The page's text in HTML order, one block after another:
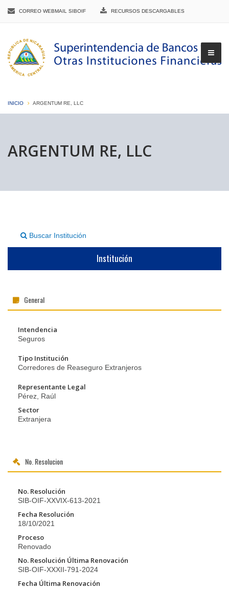
CORREO WEBMAIL SIBOIF RECURSOS DESCARGABLES
INICIO ARGENTUM RE, LLC
ARGENTUM RE, LLC
Buscar Institución
Institución
General
Intendencia
Seguros
Tipo Institución
Corredores de Reaseguro Extranjeros
Representante Legal
Pérez, Raúl
Sector
Extranjera
No. Resolucion
No. Resolución
SIB-OIF-XXVIX-613-2021
Fecha Resolución
18/10/2021
Proceso
Renovado
No. Resolución Última Renovación
SIB-OIF-XXXII-791-2024
Fecha Última Renovación